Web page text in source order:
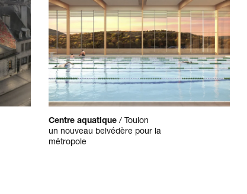
Centre aquatique / Toulon
un nouveau belvédère pour la
métropole